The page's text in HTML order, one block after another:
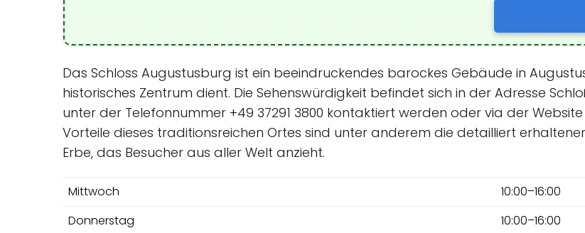
Das Schloss Augustusburg ist ein beeindruckendes barockes Gebäude in
historisches Zentrum dient. Die Sehenswürdigkeit befindet sich in der Adresse
unter der Telefonnummer +49 37291 3800 kontaktiert werden oder via der
Vorteile dieses traditionsreichen Ortes sind unter anderem die detailliert
Erbe, das Besucher aus aller Welt anzieht.
Mittwoch
10:00–16:00
Donnerstag
10:00–16:00